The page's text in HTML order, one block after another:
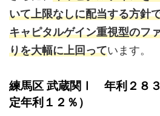
いて上限なしに配当する方針
キャピタルゲイン重視型のフ
りを大幅に上回っています。
練馬区 武蔵関Ⅰ 年利２８
定年利１２％）